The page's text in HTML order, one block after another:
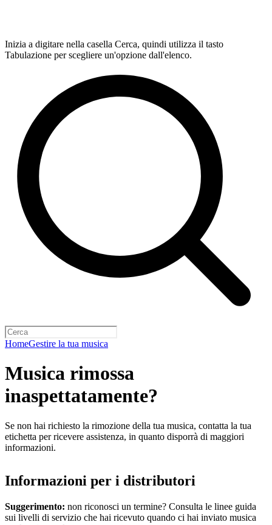
Inizia a digitare nella casella Cerca, quindi utilizza il tasto
Tabulazione per scegliere un'opzione dall'elenco.
HomeGestire la tua musica
Musica rimossa
inaspettatamente?
Se non hai richiesto la rimozione della tua musica, contatta la tua
etichetta per ricevere assistenza, in quanto disporrà di maggiori
informazioni.
Informazioni per i distributori
Suggerimento: non riconosci un termine? Consulta le linee guida
sui livelli di servizio che hai ricevuto quando ci hai inviato musica